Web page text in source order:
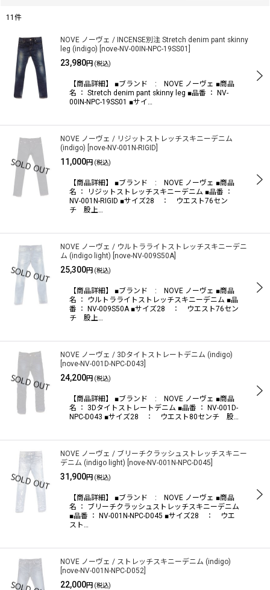
表示数
在庫あり
並び順:
11 件
NOVE ノーヴェ / INCENSE別注 Stretch denim pant skinny
leg (indigo) nove-NV-00IN-NPC-19SS01
23,980円 (税込)
【商品詳細】 ■ブランド : NOVE ノーヴェ ■商品
名 ： Stretch denim pant skinny leg ■品番 ： NV-
00IN-NPC-19SS01 ■サイ…
NOVE ノーヴェ / リジットストレッチスキニーデニム
(indigo) nove-NV-001N-RIGID
11,000円 (税込)
【商品詳細】 ■ブランド : NOVE ノーヴェ ■商品
名 ： リジットストレッチスキニーデニム ■品番 ：
NV-001N-RIGID ■サイズ28 ： ウエスト76セン
チ 股上…
NOVE ノーヴェ / ウルトラライトストレッチスキニーデニ
ム (indigo light) nove-NV-009S50A
25,300円 (税込)
【商品詳細】 ■ブランド : NOVE ノーヴェ ■商品
名 ： ウルトラライトストレッチスキニーデニム ■品
番 ： NV-009S50A ■サイズ28 ： ウエスト76セン
チ 股上…
NOVE ノーヴェ / 3Dタイトストレートデニム (indigo)
nove-NV-001D-NPC-D043
24,200円 (税込)
【商品詳細】 ■ブランド : NOVE ノーヴェ ■商品
名 ： 3Dタイトストレートデニム ■品番 ： NV-001D-
NPC-D043 ■サイズ28 ： ウエスト80センチ 股…
NOVE ノーヴェ / ブリーチクラッシュストレッチスキニー
デニム (indigo light) nove-NV-001N-NPC-D045
31,900円 (税込)
【商品詳細】 ■ブランド : NOVE ノーヴェ ■商品
名 ： ブリーチクラッシュストレッチスキニーデニム
■品番 ： NV-001N-NPC-D045 ■サイズ28 ： ウエ
スト…
NOVE ノーヴェ / ストレッチスキニーデニム (indigo)
nove-NV-001N-NPC-D052
22,000円 (税込)